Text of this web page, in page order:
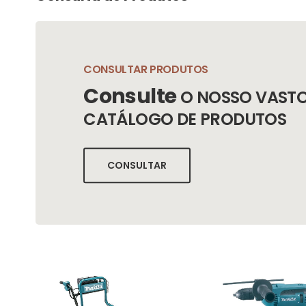
CONSULTAR PRODUTOS
ConsulteO NOSSO
CATÁLOGO DE PRODUTOS
CONSULTAR